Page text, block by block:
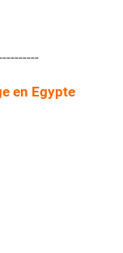
en Egypte